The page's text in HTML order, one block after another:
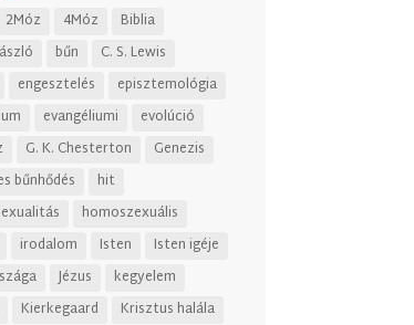
2Móz 4Móz
Biblia
bűn
C. S. Lewis
engesztelés
episztemológia
evangéliumi
evolúció
G. K. Chesterton
Genezis
bűnhődés
hit
homoszexuális
irodalom Isten
Isten igéje
Jézus
kegyelem
Kierkegaard
Krisztus halála